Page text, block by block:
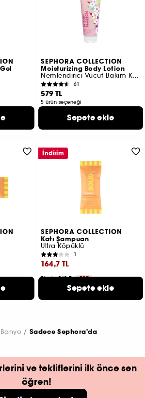
SEPHORA COLLECTION
Moisturizing Body Lotion
Nemlendirici Vücut Bakım Kremi
61
579 TL
5 ürün seçeneği
Sepete ekle
SEPHORA COLLECTION
Katı Şampuan
Ultra Köpüklü
1
164,7 TL
Fiyat : 549 TL -70%
2 ürün seçeneğiSepete ekle
İndirim
Sadece Sephora'da
ve tekliflerini ilk önce sen
öğren!